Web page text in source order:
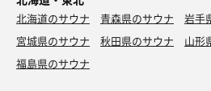
北海道のサウナ 青森県のサウナ
岩手
宮城県のサウナ
秋田県のサウナ
山形
福島県のサウナ